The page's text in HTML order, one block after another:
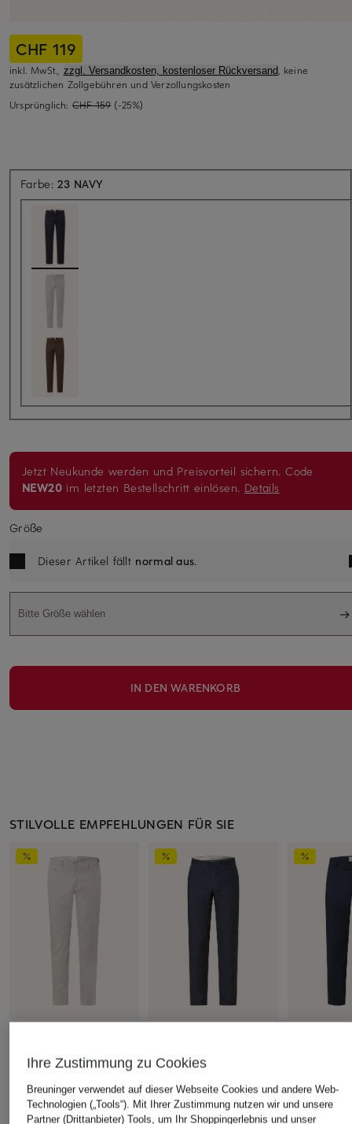
CHF 119
inkl. MwSt., zzgl. Versandkosten, kostenloser Rückversand, keine
zusätzlichen Zollgebühren und Verzollungskosten
Ursprünglich: CHF 159 (-25%)
Farbe:23 NAVY
Jetzt Neukunde werden und Preisvorteil sichern. Code
NEW20 im letzten Bestellschritt einlösen. Details
Größe
Dieser Artikel fällt normal aus.
Bitte Größe wählen
IN DEN WARENKORB
STILVOLLE EMPFEHLUNGEN FÜR SIE
Chino FABIO U Modern
CHF 109
Ursprünglich:CHF 159
Chino FABIO Modern
Fit aus Leinen
CHF 149
Ursprünglich:CHF 189
Ursprünglich:
Ihre Zustimmung zu Cookies
Breuninger verwendet auf dieser Webseite Cookies und andere Web-
Technologien („Tools“). Mit Ihrer Zustimmung nutzen wir und unsere
Partner (Drittanbieter) Tools, um Ihr Shoppingerlebnis und unser